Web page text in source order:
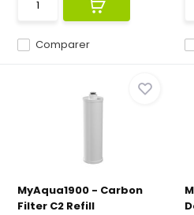
Comparer
MyAqua1900 - Carbon
Filter C2 Refill